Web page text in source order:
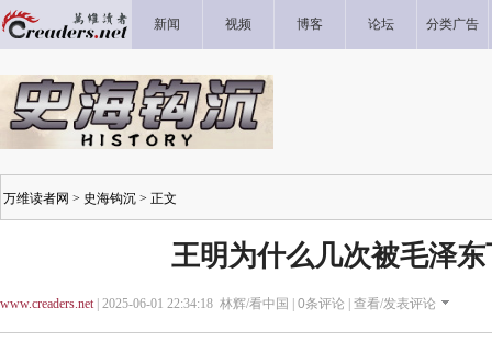
新闻 视频 博客 论坛 分类广告
万维读者网 > 史海钩沉 > 正文
王明为什么几次被毛泽
www.creaders.net| 2025-06-01 22:34:18 林辉/看中国 | 0条评论 | 查看/发表评论